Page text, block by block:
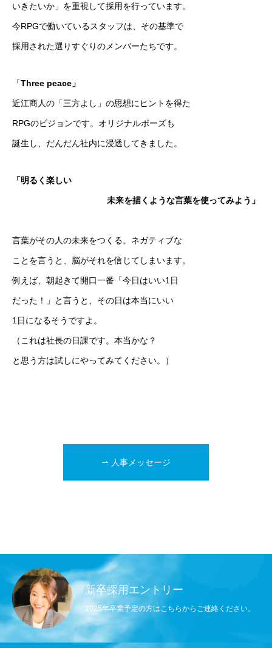
いきたいか」を重視して採用を行っています。
今RPGで働いているスタッフは、その基準で
採用された選りすぐりのメンバーたちです。
「Three peace」
近江商人の「三方よし」の思想にヒントを得た
RPGのビジョンです。オリジナルポーズも
誕生し、だんだん社内に浸透してきました。
「明るく楽しい
未来を描くような言葉を使ってみよう」
言葉がその人の未来をつくる。ネガティブな
ことを言うと、脳がそれを信じてしまいます。
例えば、朝起きて開口一番「今日はいい1日
だった！」と言うと、その日は本当にいい
1日になるそうですよ。
（これは社長の日課です。本当かな？
と思う方は試しにやってみてください。）
⇀ 人事メッセージ
新卒採用エントリー
2025年卒業予定の方はこちらからご連絡ください。